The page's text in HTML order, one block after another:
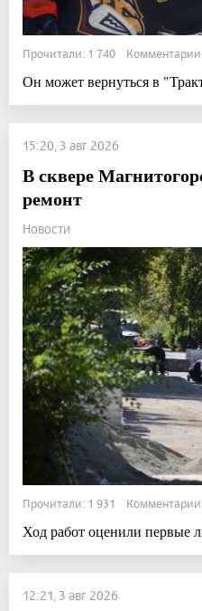
Прочитали: 1 740
Он может вернуться в
15:20, 3 авг 2026
В сквере
ремонт
Новости
Прочитали: 1 931
Ход работ оценили первые
12:21, 3 авг 2026